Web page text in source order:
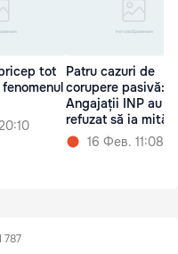
tot
Patru cazuri de
corupere pasivă:
Angajații INP au
refuzat să ia mită
16 Фев. 11:08
787